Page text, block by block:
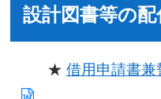
設計図書等の配
★ 借用申請書兼